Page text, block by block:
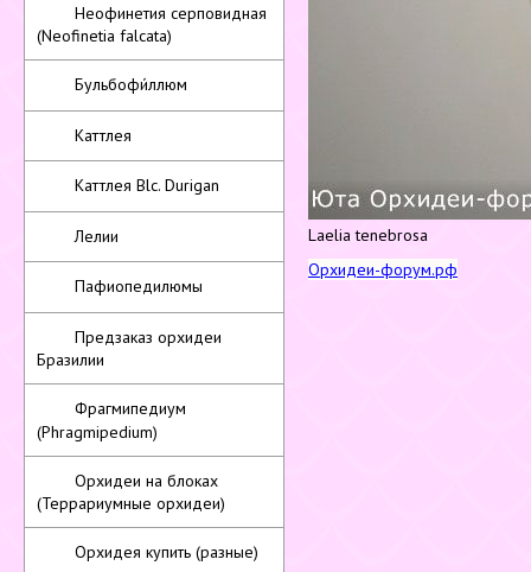
Неофинетия серповидная
(Neofinetia falcata)
Бульбофи́ллюм
Каттлея
Каттлея Blc. Durigan
Лелии
Пафиопедилюмы
Предзаказ орхидеи
Бразилии
Фрагмипедиум
(Phragmipedium)
Орхидеи на блоках
(Террариумные орхидеи)
Орхидея купить (разные)
Laelia tenebrosa
Орхидеи-форум.рф